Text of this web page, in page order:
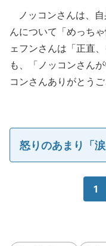
ノッコンさんは、自
んについて「めっち
ェフンさんは「正直
も、「ノッコンさん
コンさんありがとう
怒りのあまり「涙
1